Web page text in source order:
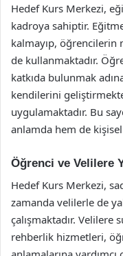
Hedef Kurs Merkezi,
kadroya sahiptir.
kalmayıp, öğrencilerin
de kullanmaktadır.
katkıda bulunmak
kendilerini
uygulamaktadır. Bu
anlamda hem de
Öğrenci ve Velilere
Hedef Kurs Merkezi,
zamanda velilerle de
çalışmaktadır.
rehberlik hizmetleri,